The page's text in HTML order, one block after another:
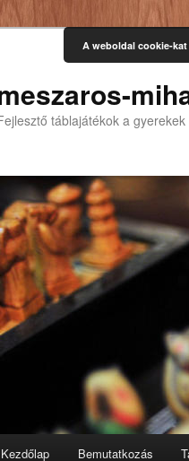
táblajátékok a
Tovább
Tovább
Kezdőlap Bemutatkozás
A weboldal cookie-